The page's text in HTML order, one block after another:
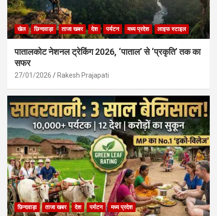
खेल छिन्दवाड़ा ताजा खबर देश पर्यटन मध्य प्रदेश लाइफ स्टाइल
पातालकोट नेशनल ट्रेकिंग 2026, ‘पाताल’ से ‘प्रकृति’ तक का
सफर
27/01/2026 Rakesh Prajapati
छिन्दवाड़ा ताजा खबर देश पर्यटन मध्य प्रदेश